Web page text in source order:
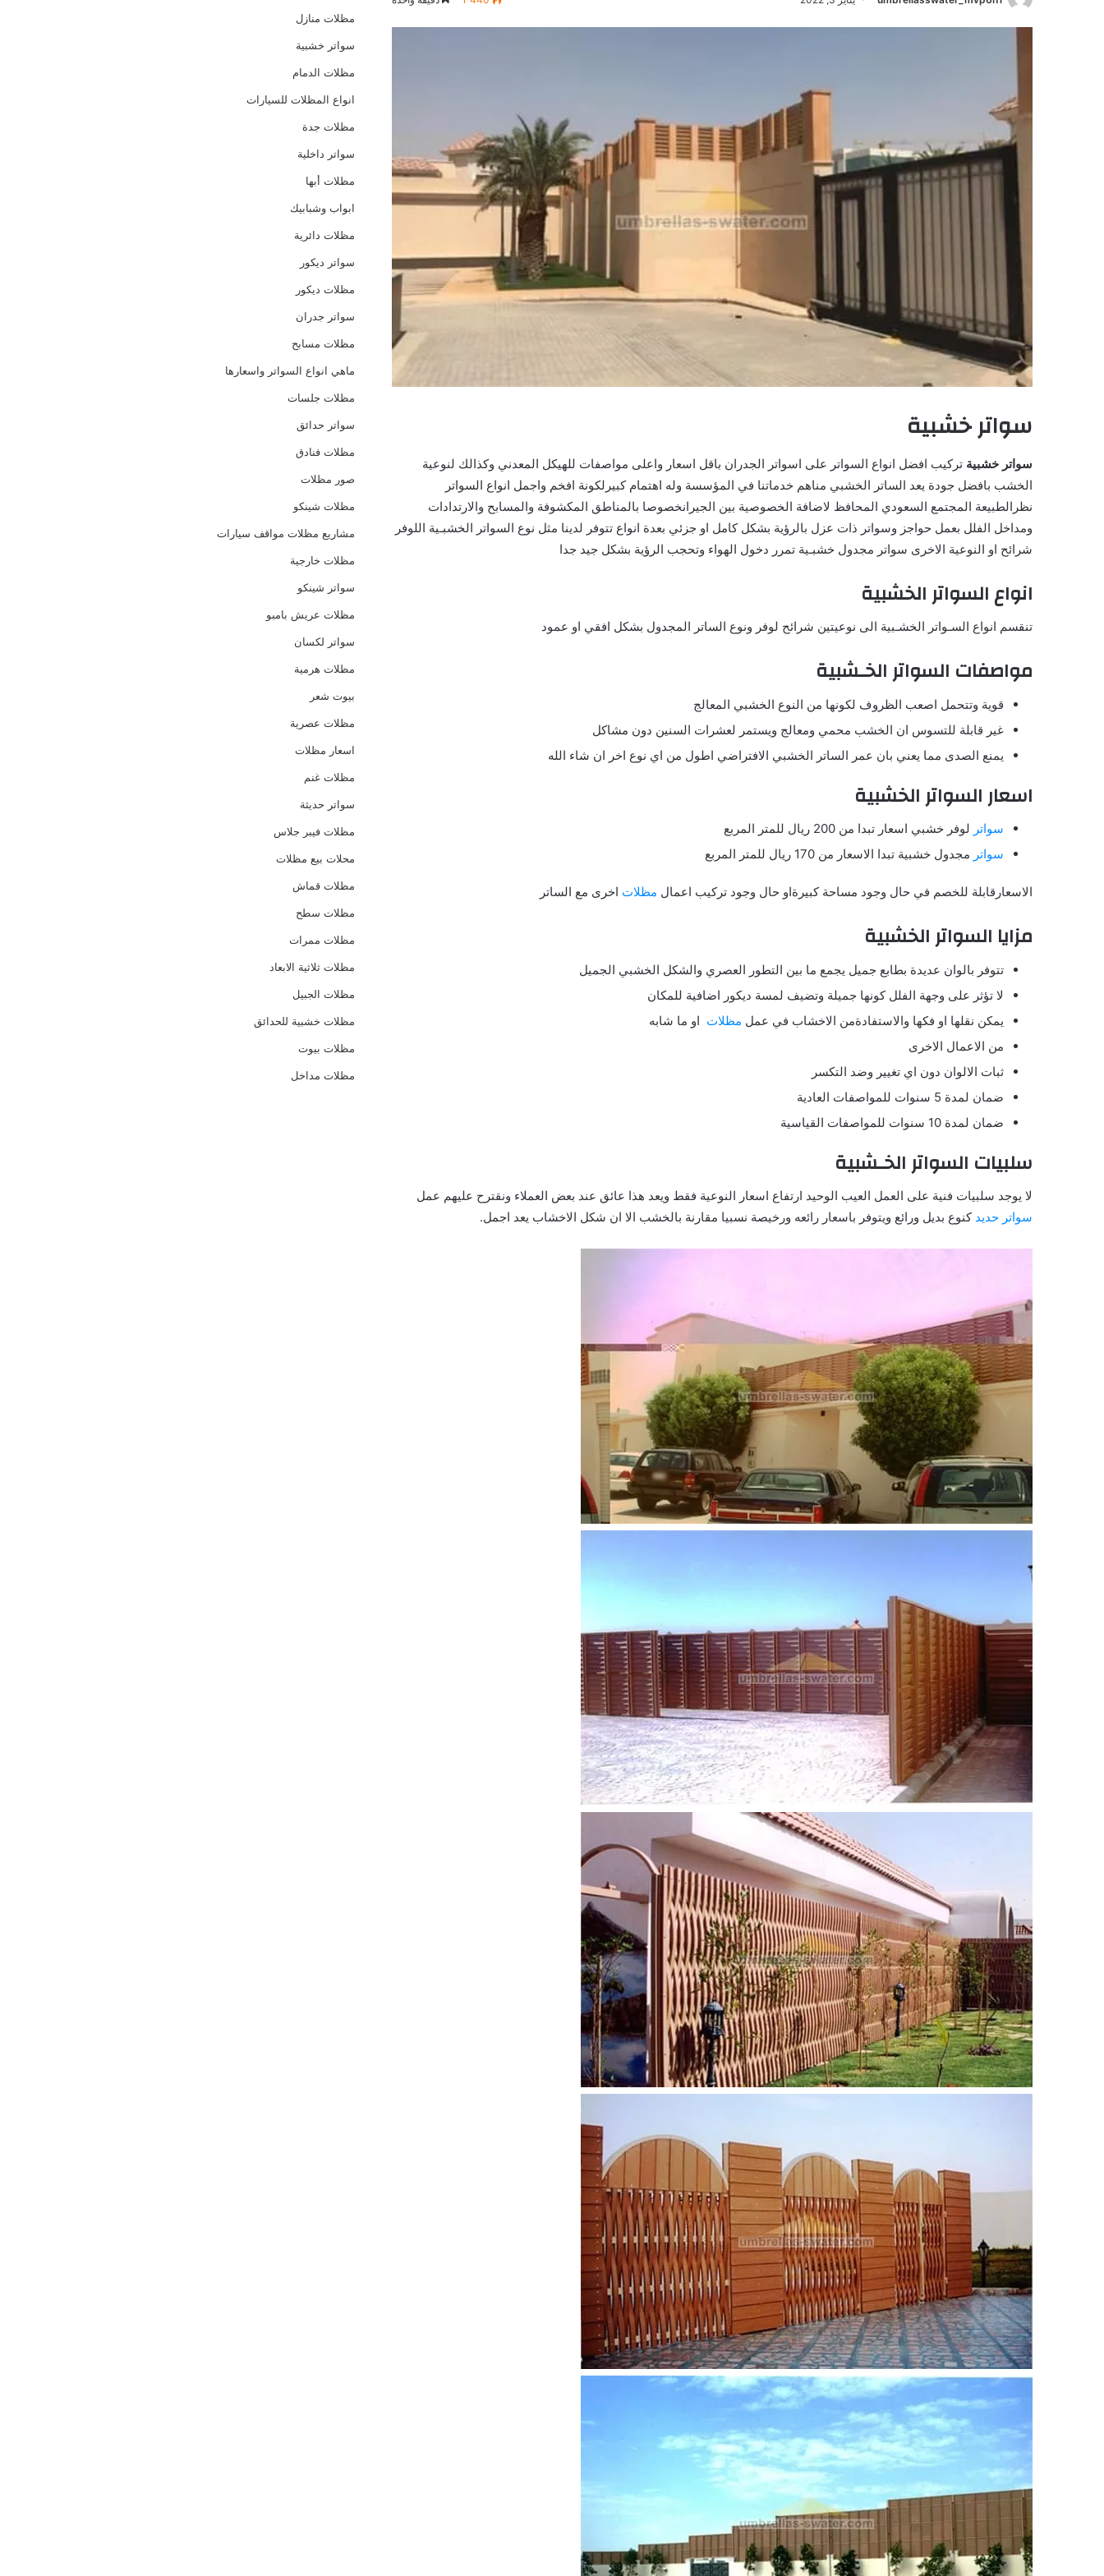
سواتر خشبية
سواتر خشبية تركيب افضل انواع السواتر على اسواتر الجدران باقل اسعار واعلى مواصفات للهيكل المعدني وكذالك لنوعية
الخشب بافضل جودة يعد الساتر الخشبي مناهم خدماتنا في المؤسسة وله اهتمام كبيرلكونة افخم واجمل انواع السواتر
نظرالطبيعة المجتمع السعودي المحافظ لاضافة الخصوصية بين الجيرانخصوصا بالمناطق المكشوفة والمسابح والارتدادات
ومداخل الفلل بعمل حواجز وسواتر ذات عزل بالرؤية بشكل كامل او جزئي بعدة انواع تتوفر لدينا مثل نوع السواتر الخشبـية اللوفر
شرائح او النوعية الاخرى سواتر مجدول خشبـية تمرر دخول الهواء وتحجب الرؤية بشكل جيد جدا
انواع السواتر الخشبية
تنقسم انواع السـواتر الخشـبية الى نوعيتين شرائح لوفر ونوع الساتر المجدول بشكل افقي او عمود
مواصفات السواتر الخـشبية
قوية وتتحمل اصعب الظروف لكونها من النوع الخشبي المعالج
غير قابلة للتسوس ان الخشب محمي ومعالج ويستمر لعشرات السنين دون مشاكل
يمنع الصدى مما يعني بان عمر الساتر الخشبي الافتراضي اطول من اي نوع اخر ان شاء الله
اسعار السواتر الخشبية
سواتر لوفر خشبي اسعار تبدا من 200 ريال للمتر المربع
سواتر مجدول خشبية تبدا الاسعار من 170 ريال للمتر المربع
الاسعارقابلة للخصم في حال وجود مساحة كبيرةاو حال وجود تركيب اعمال مظلات اخرى مع الساتر
مزايا السواتر الخشبية
تتوفر بالوان عديدة بطابع جميل يجمع ما بين التطور العصري والشكل الخشبي الجميل
لا تؤثر على وجهة الفلل كونها جميلة وتضيف لمسة ديكور اضافية للمكان
يمكن نقلها او فكها والاستفادةمن الاخشاب في عمل مظلات او ما شابه
من الاعمال الاخرى
ثبات الالوان دون اي تغيير وضد التكسر
ضمان لمدة 5 سنوات للمواصفات العادية
ضمان لمدة 10 سنوات للمواصفات القياسية
سلبيات السواتر الخـشبية
لا يوجد سلبيات فنية على العمل العيب الوحيد ارتفاع اسعار النوعية فقط ويعد هذا عائق عند بعض العملاء ونقترح عليهم عمل
سواتر حديد كنوع بديل ورائع ويتوفر باسعار رائعه ورخيصة نسبيا مقارنة بالخشب الا ان شكل الاخشاب يعد اجمل.
مظلات منازل
سواتر خشبية
مظلات الدمام
انواع المظلات للسيارات
مظلات جدة
سواتر داخلية
مظلات أبها
ابواب وشبابيك
مظلات دائرية
سواتر ديكور
مظلات ديكور
سواتر جدران
مظلات مسابح
ماهي انواع السواتر واسعارها
مظلات جلسات
سواتر حدائق
مظلات فنادق
صور مظلات
مظلات شينكو
مشاريع مظلات مواقف سيارات
مظلات خارجية
سواتر شينكو
مظلات عريش بامبو
سواتر لكسان
مظلات هرمية
بيوت شعر
مظلات عصرية
اسعار مظلات
مظلات غنم
سواتر حديثة
مظلات فيبر جلاس
محلات بيع مظلات
مظلات قماش
مظلات سطح
مظلات ممرات
مظلات ثلاثية الابعاد
مظلات الجبيل
مظلات خشبية للحدائق
مظلات بيوت
مظلات مداخل